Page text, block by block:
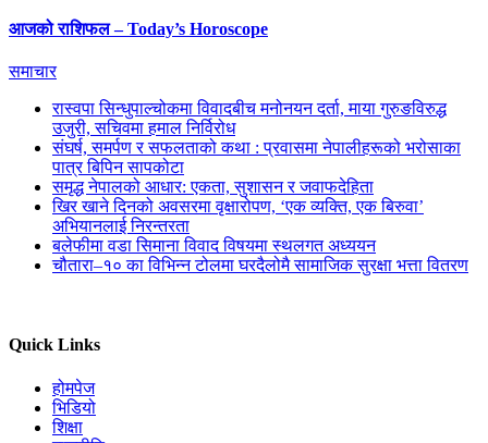
आजको राशिफल – Today’s Horoscope
समाचार
रास्वपा सिन्धुपाल्चोकमा विवादबीच मनोनयन दर्ता, माया गुरुङविरुद्ध
उजुरी, सचिवमा हमाल निर्विरोध
संघर्ष, समर्पण र सफलताको कथा : प्रवासमा नेपालीहरूको भरोसाका
पात्र बिपिन सापकोटा
समृद्ध नेपालको आधार: एकता, सुशासन र जवाफदेहिता
खिर खाने दिनको अवसरमा वृक्षारोपण, ‘एक व्यक्ति, एक बिरुवा’
अभियानलाई निरन्तरता
बलेफीमा वडा सिमाना विवाद विषयमा स्थलगत अध्ययन
चौतारा–१० का विभिन्न टोलमा घरदैलोमै सामाजिक सुरक्षा भत्ता वितरण
Quick Links
होमपेज
भिडियो
शिक्षा